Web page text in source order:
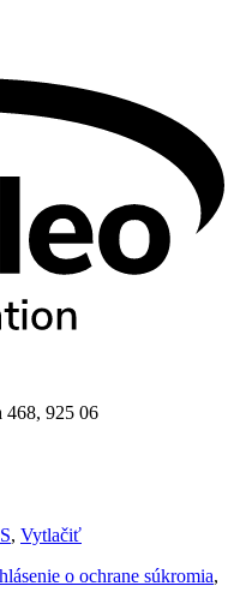
468, 925 06
, Vytlačiť
o ochrane súkromia,